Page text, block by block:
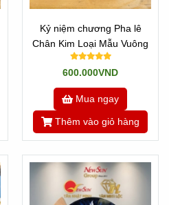
Kỷ niệm chương Pha lê
Chân Kim Loại Mẫu Vuông
600.000VND
Mua ngay
Thêm vào giỏ hàng